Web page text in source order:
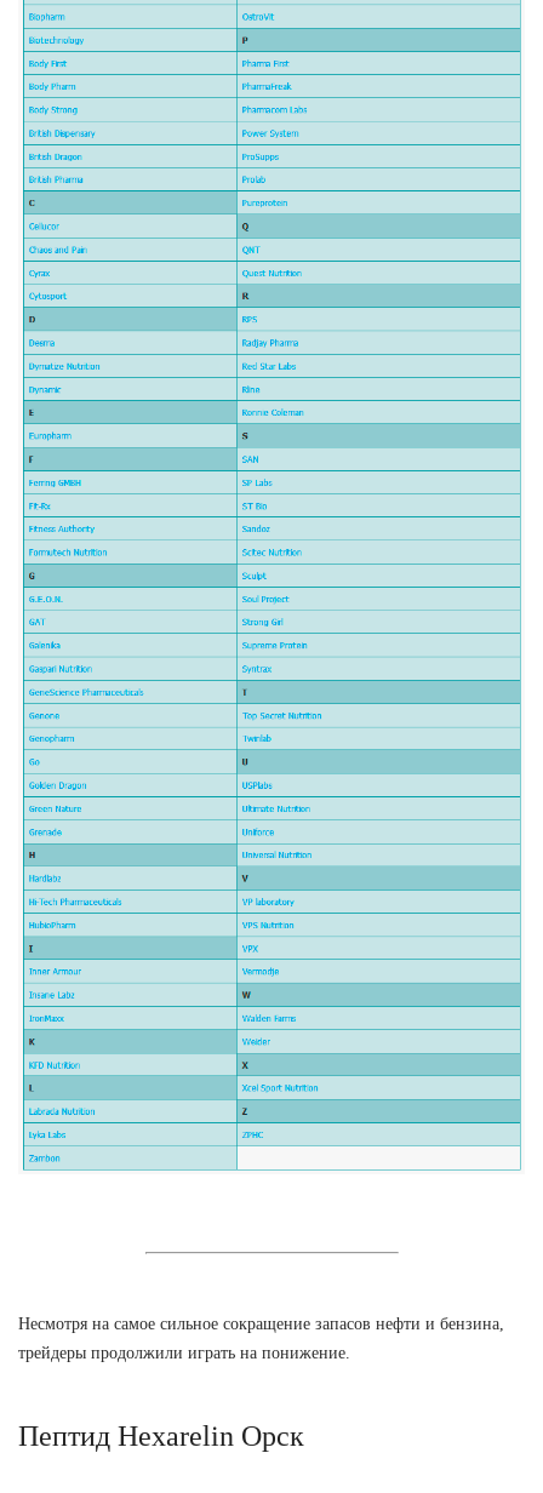
Несмотря на самое сильное сокращение запасов нефти и бензина,
трейдеры продолжили играть на понижение.
Пептид Hexarelin Орск